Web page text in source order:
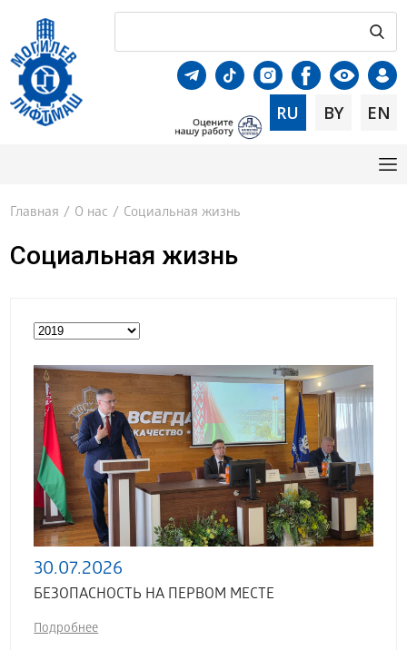
RU BY EN
Главная / О нас / Социальная жизнь
Социальная жизнь
30.07.2026
БЕЗОПАСНОСТЬ НА ПЕРВОМ МЕСТЕ
Подробнее